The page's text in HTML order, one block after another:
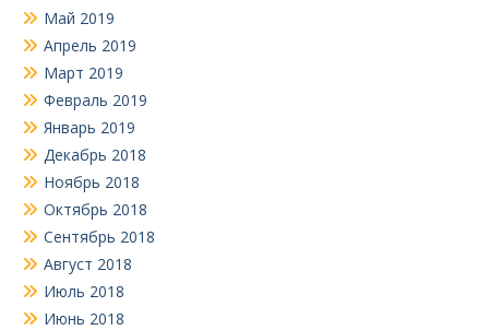
Май 2019
Апрель 2019
Март 2019
Февраль 2019
Январь 2019
Декабрь 2018
Ноябрь 2018
Октябрь 2018
Сентябрь 2018
Август 2018
Июль 2018
Июнь 2018